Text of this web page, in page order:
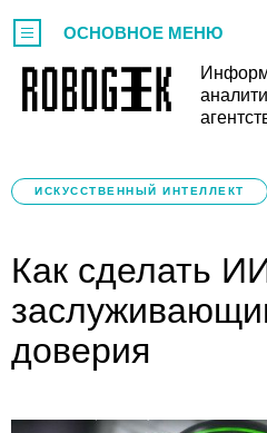
ОСНОВНОЕ МЕНЮ
ИСКУССТВЕННЫЙ ИНТЕЛЛЕКТ
Как сделать
доверия